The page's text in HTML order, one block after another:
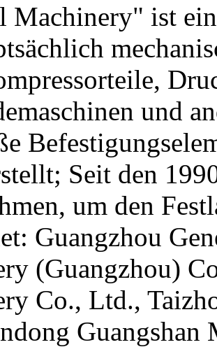
Machinery" ist
und
Seit den
um den
Guangzhou
(Guangzhou)
Co., Ltd.,